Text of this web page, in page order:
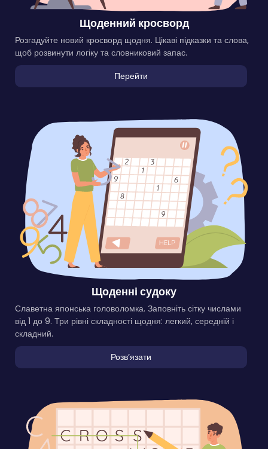
Щоденний кросворд
Розгадуйте новий кросворд щодня. Цікаві підказки та слова,
щоб розвинути логіку та словниковий запас.
Перейти
Щоденні судоку
Славетна японська головоломка. Заповніть сітку числами
від 1 до 9. Три рівні складності щодня: легкий, середній і
складний.
Розвʼязати